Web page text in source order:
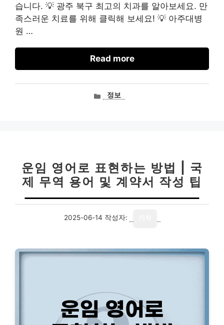
습니다. 💡 광주 북구 최고의 치과를 알아보세요. 만
족스러운 치료를 위해 클릭해 보세요! 💡 아주대병
원 …
Read more
카정보
운임 영어로 표현하는 방법 | 국
제 무역 용어 및 계약서 작성 팁
2025-06-14 작성자: